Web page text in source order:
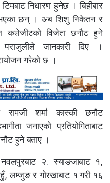
निधारण हुनेछ । बिहीबार
भएका छन् । अब शिशु निकेतन र
कलेजीटको विजेता छनौट हुने
पराजुलीले जानकारी दिए ।
गरेको छ ।
रामजी शर्मा कास्की छनौट
जनाएको प्रतियोगिताबाट
हुने बताए ।
नवलपुरबाट २, स्याङजाबाट १,
लम्जुङ र गोरखाबाट १ गरी १६